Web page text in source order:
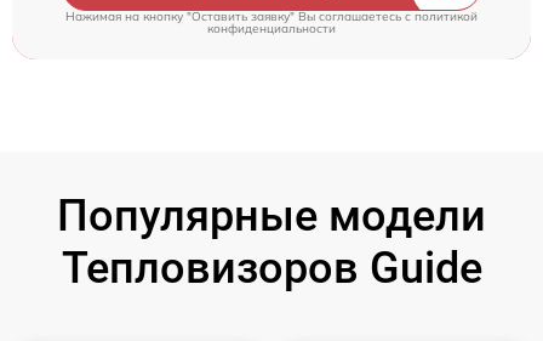
Нажимая на кнопку "Оставить заявку" Вы соглашаетесь cполитикой
конфиденциальности
Популярные модели
Тепловизоров Guide